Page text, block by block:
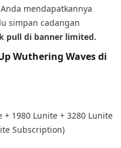
mendapatkannya
simpan cadangan
pull di banner limited.
Wuthering Waves di
1980 Lunite + 3280 Lunite
Subscription)